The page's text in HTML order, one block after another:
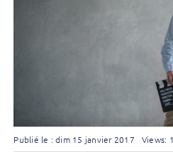
Publié le : dim 15 janvier 2017 Views: